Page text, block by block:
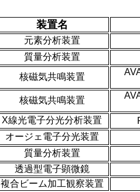
装置名
元素分析装置
質量分析装置
核磁気共鳴装置
核磁気共鳴装置
X線光電子分光分析装置
オージェ電子分光装置
質量分析装置
透過型電子顕微鏡
複合ビーム加工観察装置